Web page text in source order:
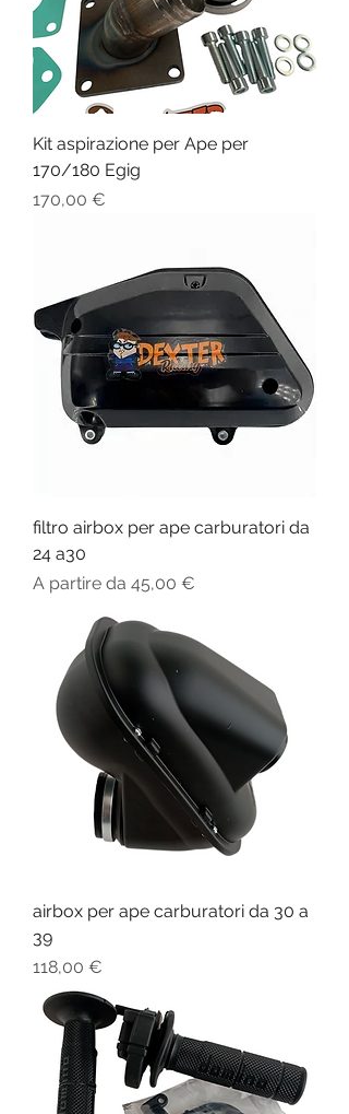
Kit aspirazione per Ape per
170/180 Egig
Prezzo
170,00 €
filtro airbox per ape carburatori da
24 a30
A partire da 45,00 €
Prezzo scontato
airbox per ape carburatori da 30 a
39
Prezzo
118,00 €